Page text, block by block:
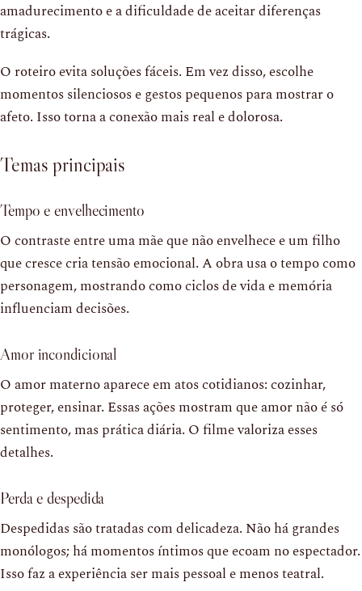
amadurecimento e a dificuldade de aceitar diferenças
trágicas.
O roteiro evita soluções fáceis. Em vez disso, escolhe
momentos silenciosos e gestos pequenos para mostrar o
afeto. Isso torna a conexão mais real e dolorosa.
Temas principais
Tempo e envelhecimento
O contraste entre uma mãe que não envelhece e um filho
que cresce cria tensão emocional. A obra usa o tempo como
personagem, mostrando como ciclos de vida e memória
influenciam decisões.
Amor incondicional
O amor materno aparece em atos cotidianos: cozinhar,
proteger, ensinar. Essas ações mostram que amor não é só
sentimento, mas prática diária. O filme valoriza esses
detalhes.
Perda e despedida
Despedidas são tratadas com delicadeza. Não há grandes
monólogos; há momentos íntimos que ecoam no espectador.
Isso faz a experiência ser mais pessoal e menos teatral.